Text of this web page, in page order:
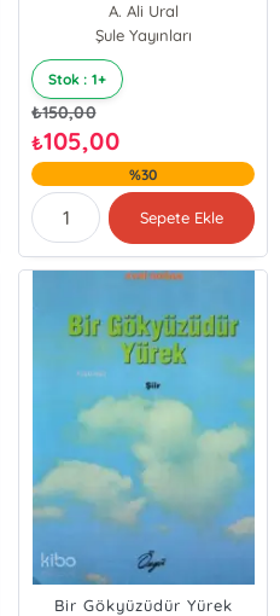
A. Ali Ural
Şule Yayınları
Stok : 1+
₺150,00
₺105,00
%30
Sepete Ekle
Bir Gökyüzüdür Yürek